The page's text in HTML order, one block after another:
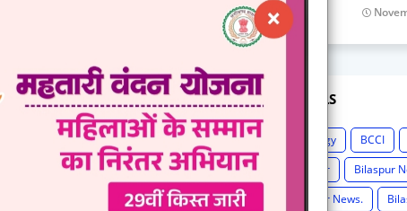
LABELS
Astrology BCCI
Bilaspur
Bilaspur
Bilaspur News.